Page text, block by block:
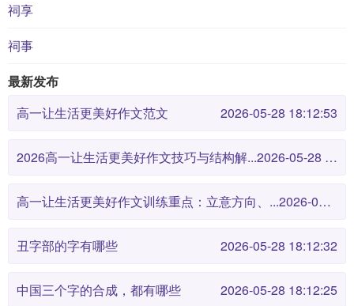
祠享
祠事
最新发布
高一让生活更美好作文范文
2026-05-28 18:12:53
2026高一让生活更美好作文技巧与结构解... 2026-05-28 18:12:46
高一让生活更美好作文训练重点：立意方向、... 2026-05-28 18:12:38
丑字部的字有哪些 2026-05-28 18:12:32
中国三个字的合成，都有哪些 2026-05-28 18:12:25